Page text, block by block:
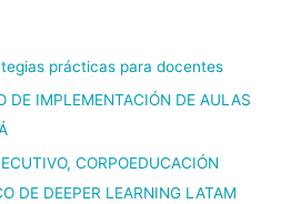
prácticas para docentes
DE IMPLEMENTACIÓN DE AULAS
CORPOEDUCACIÓN
DE DEEPER LEARNING LATAM